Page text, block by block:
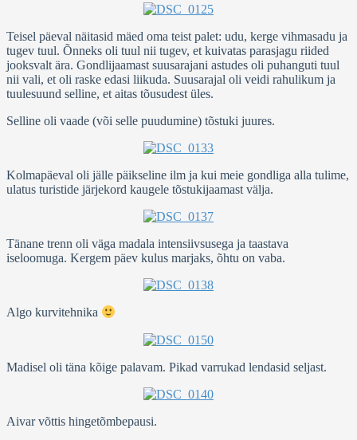
Teisel päeval näitasid mäed oma teist palet: udu, kerge vihmasadu ja
tugev tuul. Õnneks oli tuul nii tugev, et kuivatas parasjagu riided
jooksvalt ära. Gondlijaamast suusarajani astudes oli puhanguti tuul
nii vali, et oli raske edasi liikuda. Suusarajal oli veidi rahulikum ja
tuulesuund selline, et aitas tõusudest üles.
Selline oli vaade (või selle puudumine) tõstuki juures.
Kolmapäeval oli jälle päikseline ilm ja kui meie gondliga alla tulime,
ulatus turistide järjekord kaugele tõstukijaamast välja.
Tänane trenn oli väga madala intensiivsusega ja taastava
iseloomuga. Kergem päev kulus marjaks, õhtu on vaba.
Algo kurvitehnika
Madisel oli täna kõige palavam. Pikad varrukad lendasid seljast.
Aivar võttis hingetõmbepausi.